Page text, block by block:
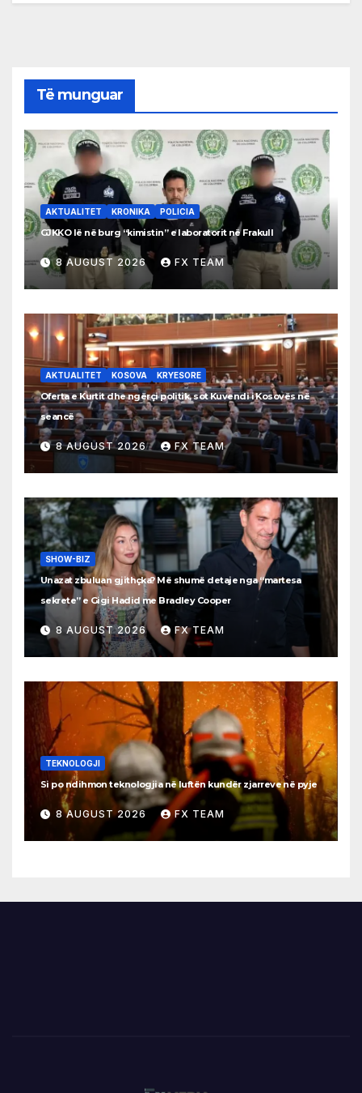
Të munguar
AKTUALITET KRONIKA POLICIA
GJKKO lë në burg “kimistin” e laboratorit në Frakull
8 AUGUST 2026 FX TEAM
AKTUALITET KOSOVA KRYESORE
Oferta e Kurtit dhe ngërçi politik, sot Kuvendi i Kosovës në
seancë
8 AUGUST 2026 FX TEAM
SHOW-BIZ
Unazat zbuluan gjithçka? Më shumë detaje nga “martesa
sekrete” e Gigi Hadid me Bradley Cooper
8 AUGUST 2026 FX TEAM
TEKNOLOGJI
Si po ndihmon teknologjia në luftën kundër zjarreve në pyje
8 AUGUST 2026 FX TEAM